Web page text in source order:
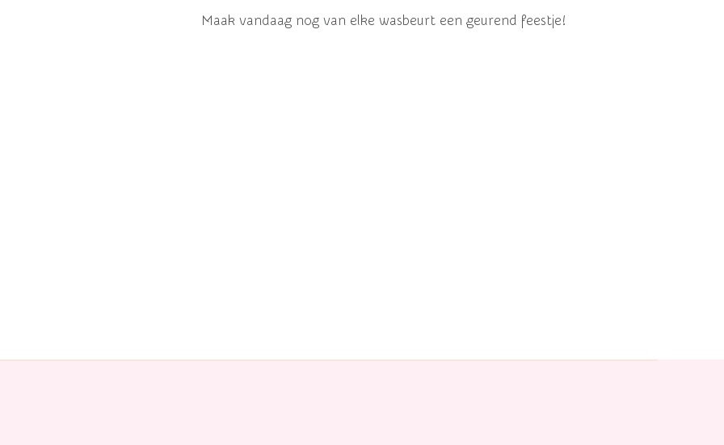
Maak vandaag nog van elke wasbeurt een geurend feestje!